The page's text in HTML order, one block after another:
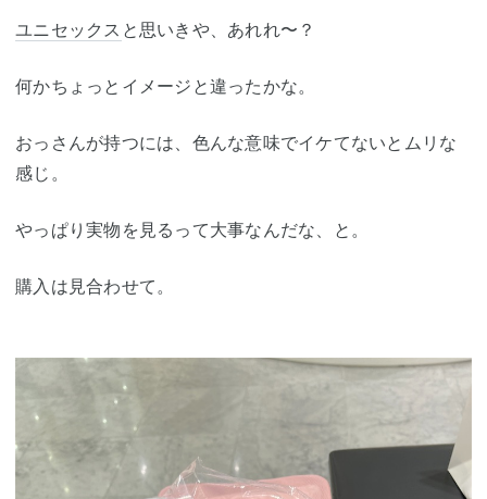
ユニセックス と思いきや、あれれ〜？
何かちょっとイメージと違ったかな。
おっさんが持つには、色んな意味でイケてないとムリな
感じ。
やっぱり実物を見るって大事なんだな、と。
購入は見合わせて。